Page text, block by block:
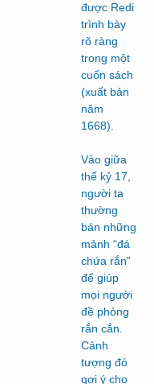
được Redi
trình bày
rõ ràng
trong một
cuốn sách
(xuất bản
năm
1668).
Vào giữa
thế kỷ 17,
người ta
thường
bán những
mảnh “đá
chứa rắn”
để giúp
mọi người
đề phòng
rắn cắn.
Cảnh
tượng đó
gợi ý cho